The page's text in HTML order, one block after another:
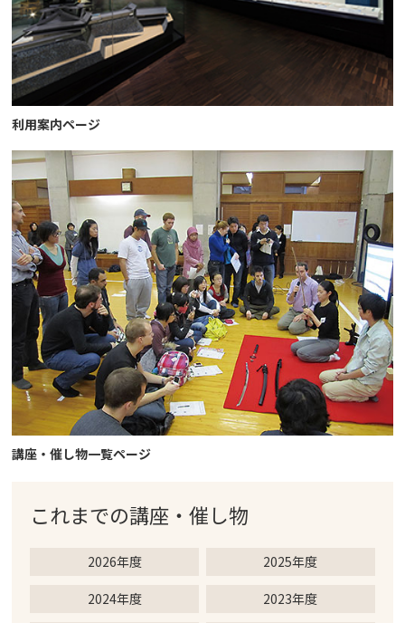
利用案内ページ
講座・催し物一覧ページ
これまでの講座・催し物
2026年度 2025年度
2024年度 2023年度